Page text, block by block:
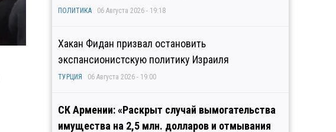
ПОЛИТИКА 06 Августа 2026 - 19:18
Хакан Фидан призвал остановить
экспансионистскую политику Израиля
ТУРЦИЯ 06 Августа 2026 - 19:00
СК Армении: «Раскрыт случай вымогательства
имущества на 2,5 млн. долларов и отмывания